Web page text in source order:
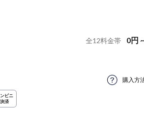
全12料金帯 0円 ~
購入方